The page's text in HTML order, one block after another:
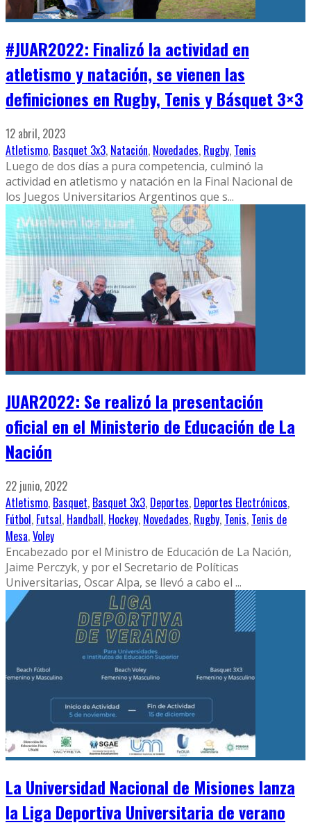
#JUAR2022: Finalizó la actividad en
atletismo y natación, se vienen las
definiciones en Rugby, Tenis y Básquet 3×3
12 abril, 2023
Atletismo, Basquet 3x3, Natación, Novedades, Rugby, Tenis
Luego de dos días a pura competencia, culminó la
actividad en atletismo y natación en la Final Nacional de
los Juegos Universitarios Argentinos que s...
JUAR2022: Se realizó la presentación
oficial en el Ministerio de Educación de La
Nación
22 junio, 2022
Atletismo, Basquet, Basquet 3x3, Deportes, Deportes Electrónicos,
Fútbol, Futsal, Handball, Hockey, Novedades, Rugby, Tenis, Tenis de
Mesa,Voley
Encabezado por el Ministro de Educación de La Nación,
Jaime Perczyk, y por el Secretario de Políticas
Universitarias, Oscar Alpa, se llevó a cabo el ...
La Universidad Nacional de Misiones lanza
la Liga Deportiva Universitaria de verano